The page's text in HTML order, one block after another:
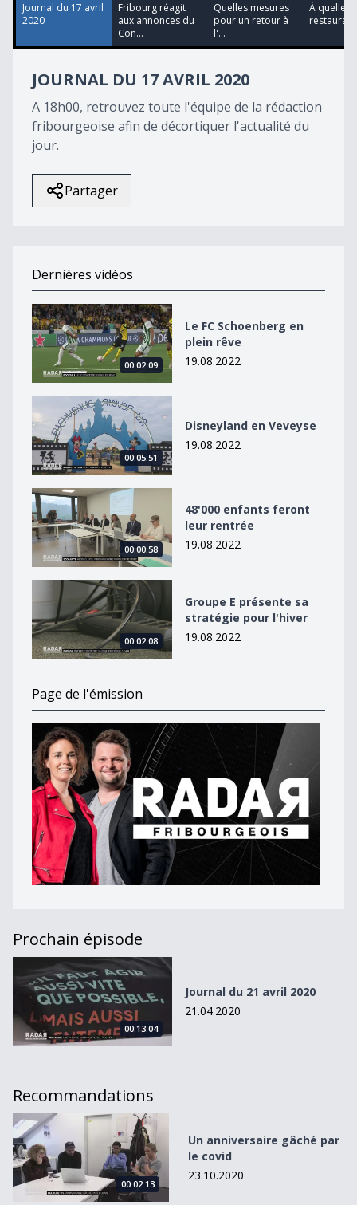
48
seconds
Journal du 17 avril
2020
Fribourg réagit
aux annonces du
Con...
Quelles mesures
pour un retour à
l'...
À quelle
JOURNAL DU 17 AVRIL 2020
A 18h00, retrouvez toute l'équipe de la rédaction
fribourgeoise afin de décortiquer l'actualité du
jour.
Partager
Dernières vidéos
Le FC Schoenberg en plein rêve
00:02:09
Le FC Schoenberg en
plein rêve
19.08.2022
Disneyland en Veveyse
00:05:51
Disneyland en Veveyse
19.08.2022
48&#039;000 enfants feront leur rentrée
00:00:58
48'000 enfants feront
leur rentrée
19.08.2022
Groupe E présente sa stratégie pour l&#039;hiver
00:02:08
Groupe E présente sa
stratégie pour l'hiver
19.08.2022
Page de l'émission
Prochain épisode
Journal du 21 avril 2020
00:13:04
Journal du 21 avril 2020
21.04.2020
Recommandations
Un anniversaire gâché par le covid
00:02:13
Un anniversaire gâché par
le covid
23.10.2020